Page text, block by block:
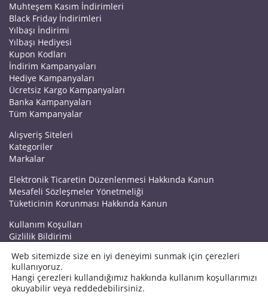
Muhteşem Kasım İndirimleri
Black Friday İndirimleri
Yılbaşı İndirimi
Yılbaşı Hediyesi
Kupon Kodları
İndirim Kampanyaları
Hediye Kampanyaları
Ücretsiz Kargo Kampanyaları
Banka Kampanyaları
Tüm Kampanyalar
Alışveriş Siteleri
Kategoriler
Markalar
Elektronik Ticaretin Düzenlenmesi Hakkında Kanun
Mesafeli Sözleşmeler Yönetmeliği
Tüketicinin Korunması Hakkında Kanun
Kullanım Koşulları
Gizlilik Bildirimi
Kuponrazzi Blog
Mağaza Ekle
İletişim
Web sitemizde size en iyi deneyimi sunmak için çerezleri
kullanıyoruz.
Hangi çerezleri kullandığımız hakkında kullanım koşullarımızı
okuyabilir veya reddedebilirsiniz.